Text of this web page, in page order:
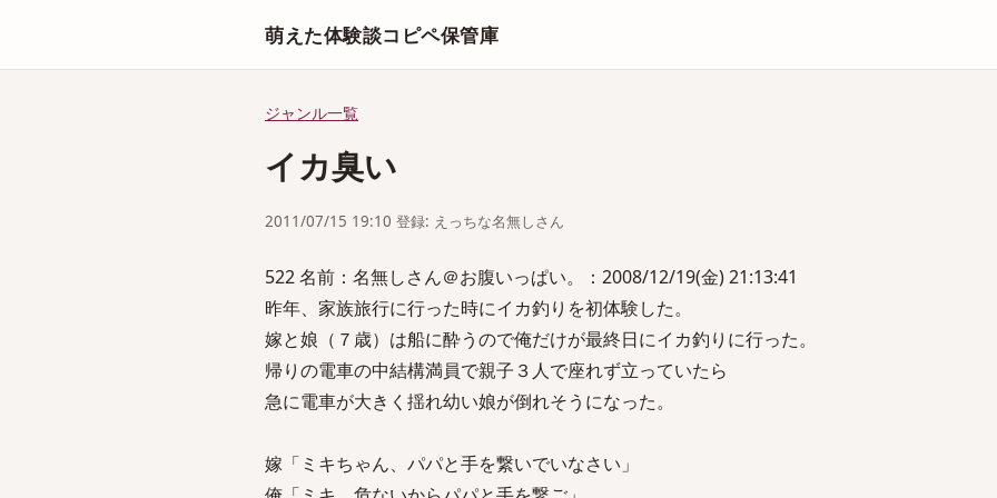
萌えた体験談コピペ保管庫
ジャンル一覧
イカ臭い
2011/07/15 19:10 登録: えっちな名無しさん
522 名前：名無しさん＠お腹いっぱい。：2008/12/19(金) 21:13:41
昨年、家族旅行に行った時にイカ釣りを初体験した。
嫁と娘（７歳）は船に酔うので俺だけが最終日にイカ釣りに行った。
帰りの電車の中結構満員で親子３人で座れず立っていたら
急に電車が大きく揺れ幼い娘が倒れそうになった。
嫁「ミキちゃん、パパと手を繋いでいなさい」